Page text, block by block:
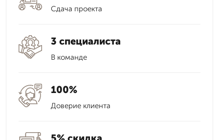
Сдача проекта
3 специалиста
В команде
100%
Доверие клиента